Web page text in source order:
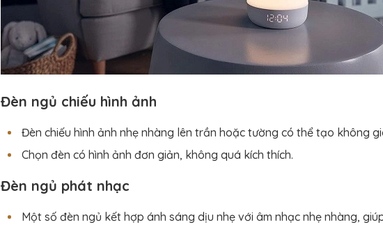
Đèn ngủ chiếu hình ảnh
Đèn chiếu hình ảnh nhẹ nhàng lên trần hoặc tường có thể tạo không
Chọn đèn có hình ảnh đơn giản, không quá kích thích.
Đèn ngủ phát nhạc
Một số đèn ngủ kết hợp ánh sáng dịu nhẹ với âm nhạc nhẹ nhàng,